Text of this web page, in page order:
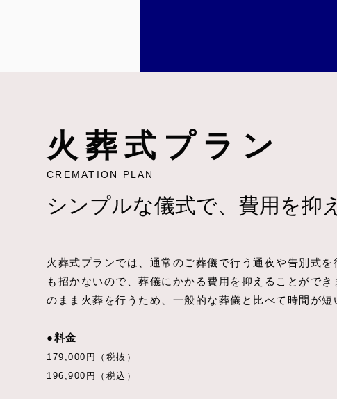
火葬式プラン
CREMATION PLAN
シンプルな儀式で、 費用を抑
火葬式プランでは、通常のご葬儀で行う通夜や告別式
も招かないので、葬儀にかかる費用を抑えることがで
のまま火葬を行うため、一般的な葬儀と比べて時間が短
●料金
179,000円（税抜）
196,900円（税込）